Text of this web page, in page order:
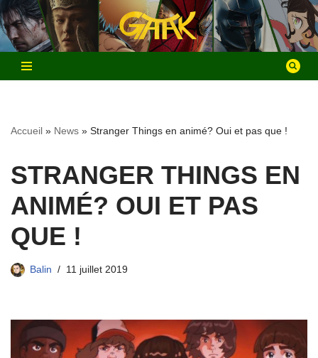
Aller
au
contenu
Accueil » News » Stranger Things en animé? Oui et pas que !
STRANGER THINGS EN
ANIMÉ? OUI ET PAS
QUE !
Balin 11 juillet 2019